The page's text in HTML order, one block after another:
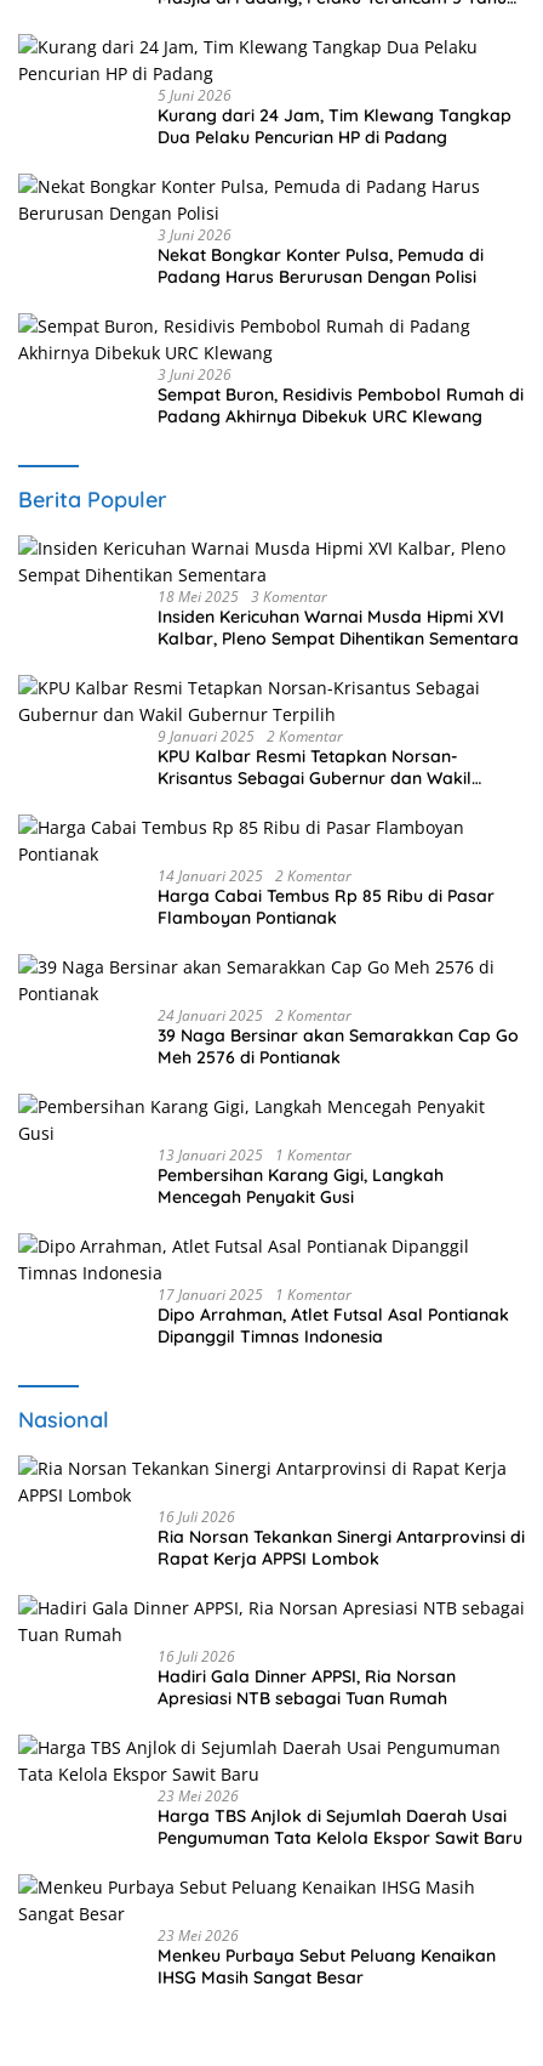
5 Juni 2026
Kurang dari 24 Jam, Tim Klewang Tangkap
Dua Pelaku Pencurian HP di Padang
3 Juni 2026
Nekat Bongkar Konter Pulsa, Pemuda di
Padang Harus Berurusan Dengan Polisi
3 Juni 2026
Sempat Buron, Residivis Pembobol Rumah di
Padang Akhirnya Dibekuk URC Klewang
Berita Populer
18 Mei 2025 3 Komentar
Insiden Kericuhan Warnai Musda Hipmi XVI
Kalbar, Pleno Sempat Dihentikan Sementara
9 Januari 2025 2 Komentar
KPU Kalbar Resmi Tetapkan Norsan-
Krisantus Sebagai Gubernur dan Wakil
14 Januari 2025 2 Komentar
Harga Cabai Tembus Rp 85 Ribu di Pasar
Flamboyan Pontianak
24 Januari 2025 2 Komentar
39 Naga Bersinar akan Semarakkan Cap Go
Meh 2576 di Pontianak
13 Januari 2025 1 Komentar
Pembersihan Karang Gigi, Langkah
Mencegah Penyakit Gusi
17 Januari 2025 1 Komentar
Dipo Arrahman, Atlet Futsal Asal Pontianak
Dipanggil Timnas Indonesia
Nasional
16 Juli 2026
Ria Norsan Tekankan Sinergi Antarprovinsi di
Rapat Kerja APPSI Lombok
16 Juli 2026
Hadiri Gala Dinner APPSI, Ria Norsan
Apresiasi NTB sebagai Tuan Rumah
23 Mei 2026
Harga TBS Anjlok di Sejumlah Daerah Usai
Pengumuman Tata Kelola Ekspor Sawit Baru
23 Mei 2026
Menkeu Purbaya Sebut Peluang Kenaikan
IHSG Masih Sangat Besar